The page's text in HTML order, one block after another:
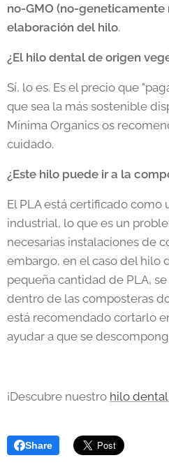
no-GMO (no-
elaboración del hilo.
¿El hilo dental de origen
Sí, lo es. Es el precio que
que sea la más sostenible
Mínima Organics os
cuidado.
¿Este hilo puede ir a la
El PLA está certificado
industrial, lo que es un
necesarias instalaciones de
embargo, en el caso del hilo
pequeña cantidad de PLA,
dentro de las composteras
está recomendado cortarlo
ayudar a que se
¡Descubre nuestro hilo
Share